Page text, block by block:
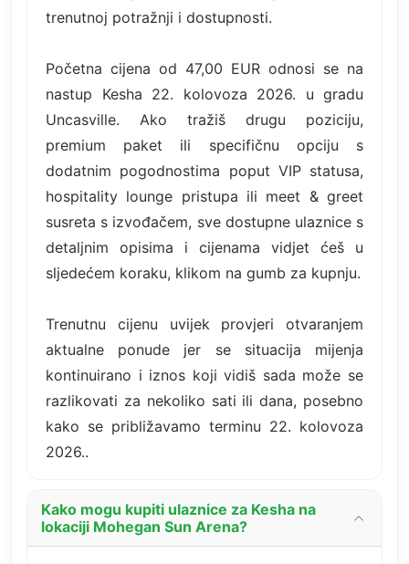
trenutnoj potražnji i dostupnosti.
Početna cijena od 47,00 EUR odnosi se na
nastup Kesha 22. kolovoza 2026. u gradu
Uncasville. Ako tražiš drugu poziciju,
premium paket ili specifičnu opciju s
dodatnim pogodnostima poput VIP statusa,
hospitality lounge pristupa ili meet & greet
susreta s izvođačem, sve dostupne ulaznice s
detaljnim opisima i cijenama vidjet ćeš u
sljedećem koraku, klikom na gumb za kupnju.
Trenutnu cijenu uvijek provjeri otvaranjem
aktualne ponude jer se situacija mijenja
kontinuirano i iznos koji vidiš sada može se
razlikovati za nekoliko sati ili dana, posebno
kako se približavamo terminu 22. kolovoza
2026..
Kako mogu kupiti ulaznice za Kesha na
lokaciji Mohegan Sun Arena?